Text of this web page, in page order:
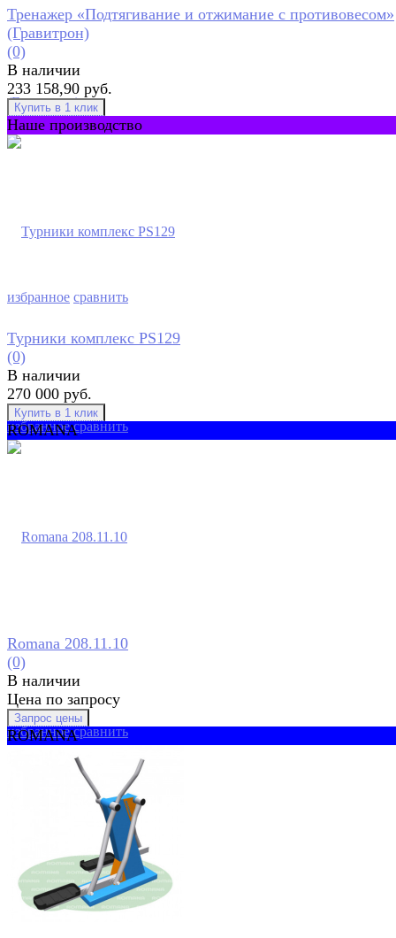
избранное сравнить
Тренажер «Подтягивание и отжимание с противовесом»
(Гравитрон)
(0)
В наличии
233 158,90 руб.
Наше производство
избранное сравнить
Турники комплекс PS129
(0)
В наличии
270 000 руб.
ROMANA
избранное сравнить
Romana 208.11.10
(0)
В наличии
Цена по запросу
ROMANA